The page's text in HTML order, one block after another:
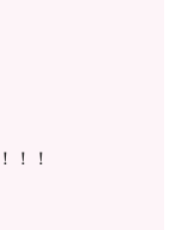
！！